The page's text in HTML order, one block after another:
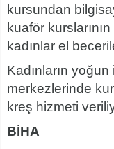
kursundan
kuaför
kadınlar el
Kadınların
merkezlerinde
kreş hizmeti
BİHA